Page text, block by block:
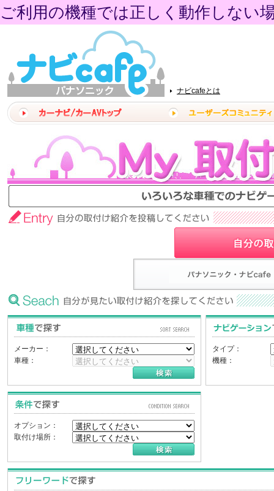
ご利用の機種では正しく動作しない
ナビcafeとは
メーカー：
車種：
タイプ：
機種：
オプション：
取付け場所：